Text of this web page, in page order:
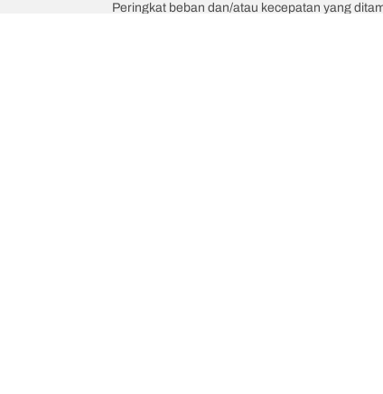
Peringkat beban dan/atau kecepatan yang